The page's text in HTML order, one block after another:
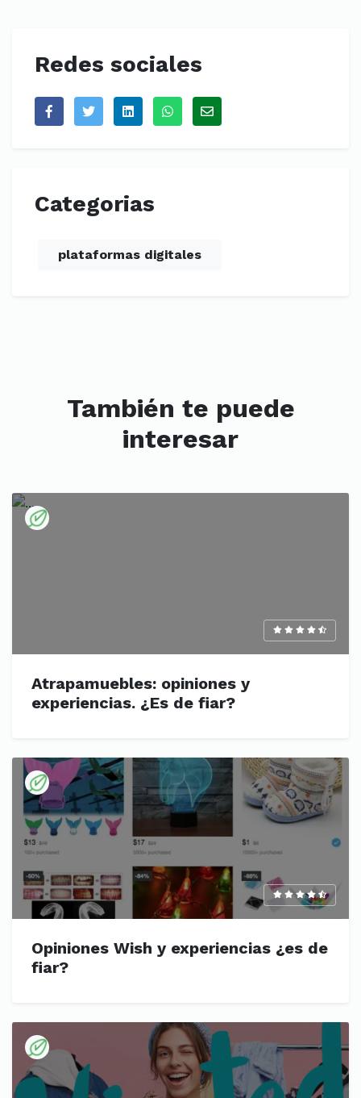
Redes sociales
Categorias
plataformas digitales
También te puede
interesar
Atrapamuebles: opiniones y
experiencias. ¿Es de fiar?
Opiniones Wish y experiencias ¿es de
fiar?